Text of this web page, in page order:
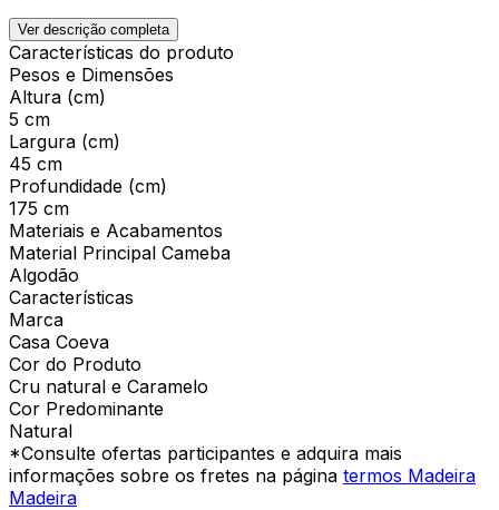
Ver descrição completa
Características do produto
Pesos e Dimensões
Altura (cm)
5 cm
Largura (cm)
45 cm
Profundidade (cm)
175 cm
Materiais e Acabamentos
Material Principal Cameba
Algodão
Características
Marca
Casa Coeva
Cor do Produto
Cru natural e Caramelo
Cor Predominante
Natural
*Consulte ofertas participantes e adquira mais
informações sobre os fretes na página termos Madeira
Madeira